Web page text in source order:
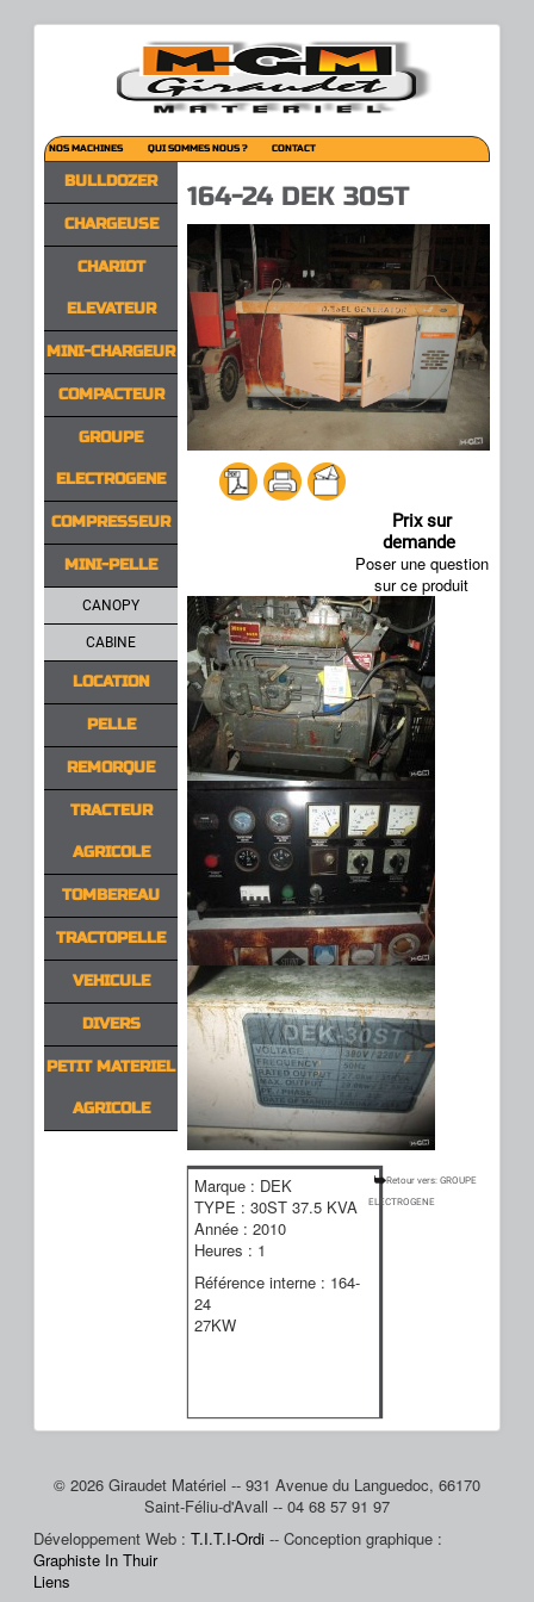
BULLDOZER
CHARGEUSE
CHARIOT
ELEVATEUR
MINI-CHARGEUR
COMPACTEUR
GROUPE
ELECTROGENE
COMPRESSEUR
MINI-PELLE
CANOPY
CABINE
LOCATION
PELLE
REMORQUE
TRACTEUR
AGRICOLE
TOMBEREAU
TRACTOPELLE
VEHICULE
DIVERS
PETIT MATERIEL
AGRICOLE
NOS MACHINES QUI SOMMES NOUS ? CONTACT
164-24 DEK 30ST
Prix sur
demande
Poser une question
sur ce produit
Retour vers: GROUPE
ELECTROGENE
Marque : DEK
TYPE : 30ST 37.5 KVA
Année : 2010
Heures : 1
Référence interne : 164-
24
27KW
© 2026 Giraudet Matériel -- 931 Avenue du Languedoc, 66170
Saint-Féliu-d'Avall -- 04 68 57 91 97
Développement Web : T.I.T.I-Ordi -- Conception graphique :
Graphiste In Thuir
Liens